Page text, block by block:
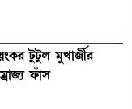
টুটুল মুখার্জীর
ফাঁস